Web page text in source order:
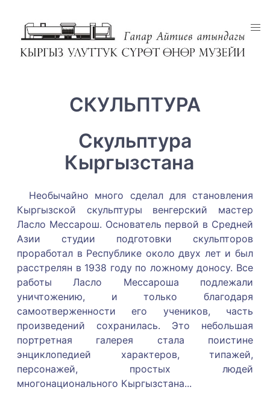
СКУЛЬПТУРА
Скульптура
Кыргызстана
Необычайно много сделал для становления
Кыргызской скульптуры венгерский мастер
Ласло Мессарош. Основатель первой в Средней
Азии студии подготовки скульпторов
проработал в Республике около двух лет и был
расстрелян в 1938 году по ложному доносу. Все
работы Ласло Мессароша подлежали
уничтожению, и только благодаря
самоотверженности его учеников, часть
произведений сохранилась. Это небольшая
портретная галерея стала поистине
энциклопедией характеров, типажей,
персонажей, простых людей
многонационального Кыргызстана...